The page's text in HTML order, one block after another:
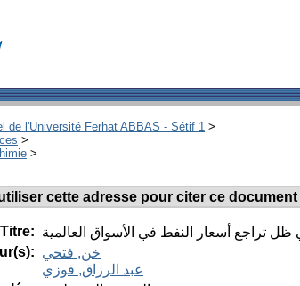
de l'Université Ferhat ABBAS - Sétif 1 >
>
>
cette adresse pour citer ce document
Titre: ظل تراجع أسعار النفط في الأسواق العالمية
خن, فتحي
عبد الرزاق, فوزي